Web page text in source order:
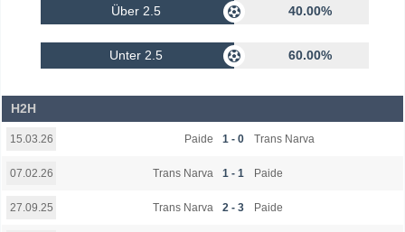
Über 2.5 40.00%
Unter 2.5 60.00%
H2H
15.03.26 Paide 1 - 0 Trans Narva
07.02.26 Trans Narva 1 - 1 Paide
27.09.25 Trans Narva 2 - 3 Paide